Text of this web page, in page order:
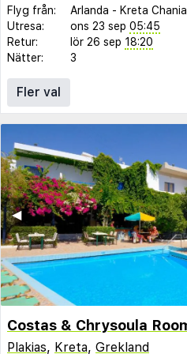
Flyg från: Arlanda - Kreta Chania
Utresa:
ons 23 sep 05:45
Retur:
lör 26 sep 18:20
Nätter:
3
Fler val
◀︎
Plakias, Kreta, Grekland